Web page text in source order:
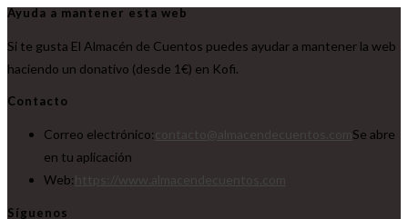
Ayuda a mantener esta web
Si te gusta El Almacén de Cuentos puedes ayudar a mantener la web
haciendo un donativo (desde 1€) en Kofi.
Contacto
Correo electrónico:
Se abre
en tu aplicación
Web:
Síguenos